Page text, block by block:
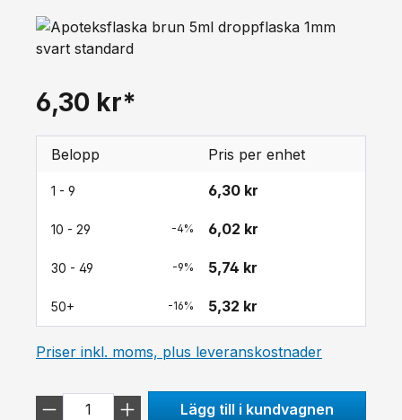
6,30 kr*
Belopp Pris per enhet
1 - 9 6,30 kr
10 - 29 -4% 6,02 kr
30 - 49 -9% 5,74 kr
50+ -16% 5,32 kr
Priser inkl. moms, plus leveranskostnader
Lägg till i kundvagnen